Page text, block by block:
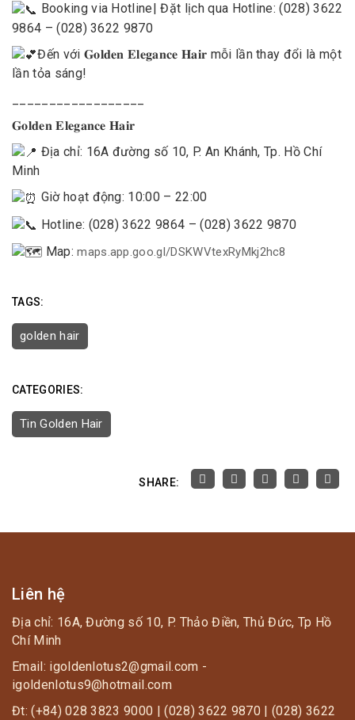
Booking via Hotline| Đặt lịch qua Hotline: (028) 3622
9864 – (028) 3622 9870
Đến với 𝐆𝐨𝐥𝐝𝐞𝐧 𝐄𝐥𝐞𝐠𝐚𝐧𝐜𝐞 𝐇𝐚𝐢𝐫 mỗi lần thay đổi là một
lần tỏa sáng!
𝐆𝐨𝐥𝐝𝐞𝐧 𝐄𝐥𝐞𝐠𝐚𝐧𝐜𝐞 𝐇𝐚𝐢𝐫
Địa chỉ: 16A đường số 10, P. An Khánh, Tp. Hồ Chí
Minh
Giờ hoạt động: 10:00 – 22:00
Hotline: (028) 3622 9864 – (028) 3622 9870
Map:maps.app.goo.gl/DSKWVtexRyMkj2hc8
TAGS:
golden hair
CATEGORIES:
Tin Golden Hair
SHARE:
Liên hệ
Địa chỉ: 16A, Đường số 10, P. Thảo Điền, Thủ Đức, Tp Hồ
Chí Minh
Email: igoldenlotus2@gmail.com -
igoldenlotus9@hotmail.com
Đt: (+84) 028 3823 9000 | (028) 3622 9870 | (028) 3622